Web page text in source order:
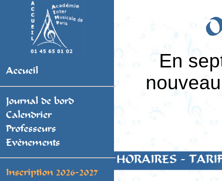
Accueil
Journal de bord
Calendrier
Professeurs
Evènements
Inscription 2026-2027
En
HORAIRES -